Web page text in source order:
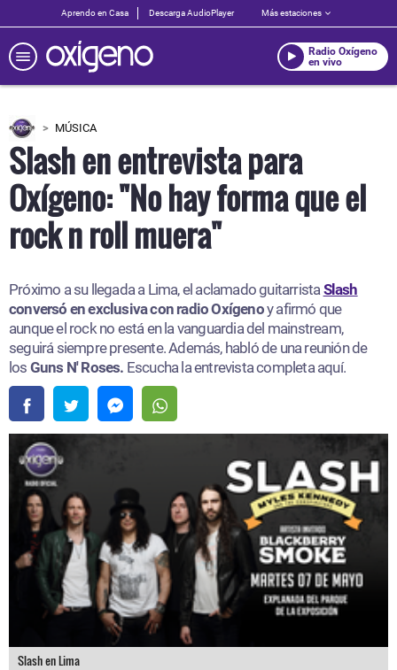
Aprendo en Casa Descarga AudioPlayer Más estaciones
Radio Oxígeno
en vivo
MÚSICA
Slash en entrevista para
Oxígeno: "No hay forma que el
rock n roll muera"
Próximo a su llegada a Lima, el aclamado guitarristaSlash
conversó en exclusiva con radio Oxígenoy afirmó que
aunque el rock no está en la vanguardia del mainstream,
seguirá siempre presente. Además, habló de una reunión de
los Guns N' Roses. Escucha la entrevista completa aquí.
Slash en Lima